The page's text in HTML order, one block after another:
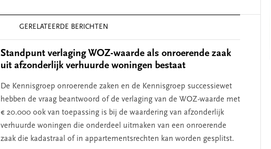
GERELATEERDE BERICHTEN
Standpunt verlaging WOZ-waarde als onroerende zaak
uit afzonderlijk verhuurde woningen bestaat
De Kennisgroep onroerende zaken en de Kennisgroep successiewet
hebben de vraag beantwoord of de verlaging van de WOZ-waarde met
€ 20.000 ook van toepassing is bij de waardering van afzonderlijk
verhuurde woningen die onderdeel uitmaken van een onroerende
zaak die kadastraal of in appartementsrechten kan worden gesplitst.